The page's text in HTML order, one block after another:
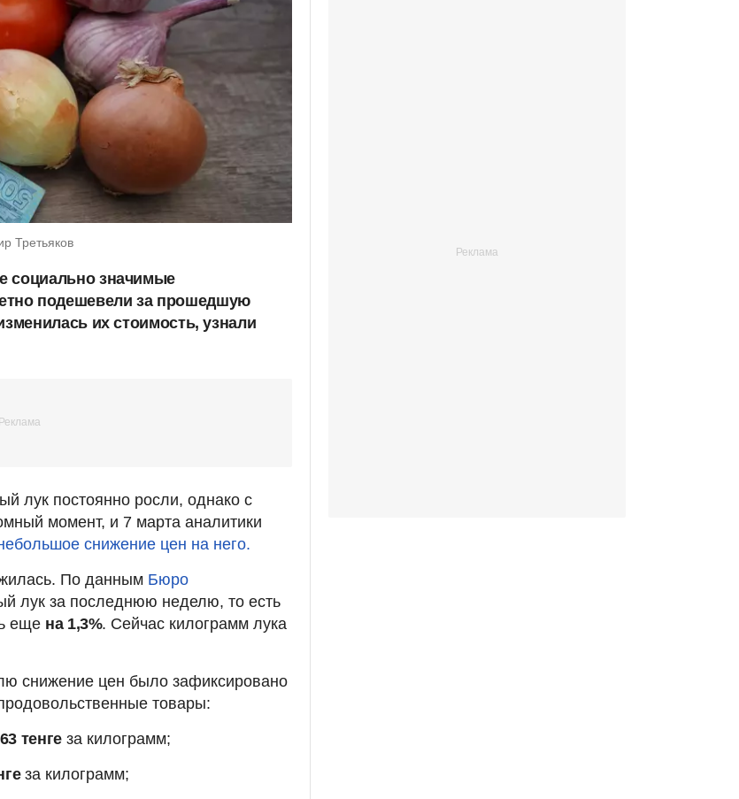
Третьяков
социально значимые
подешевели за прошедшую
их стоимость, узнали
лук постоянно росли, однако с
момент, и 7 марта аналитики
снижение цен на него.
По данным Бюро
лук за последнюю неделю, то есть
еще на 1,3%. Сейчас килограмм лука
снижение цен было зафиксировано
товары:
тенгеза килограмм;
за килограмм;